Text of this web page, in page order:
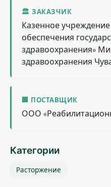
🏛 ЗАКАЗЧИК
Казенное
обеспечения
здравоохранения»
здравоохранения
🏢 ПОСТАВЩИК
ООО
Категории
Расторжение